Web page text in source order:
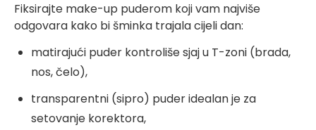
Fiksirajte make-up puderom koji vam najviše
odgovara kako bi šminka trajala cijeli dan:
matirajući puder kontroliše sjaj u T-zoni (brada,
nos, čelo),
transparentni (sipro) puder idealan je za
setovanje korektora,